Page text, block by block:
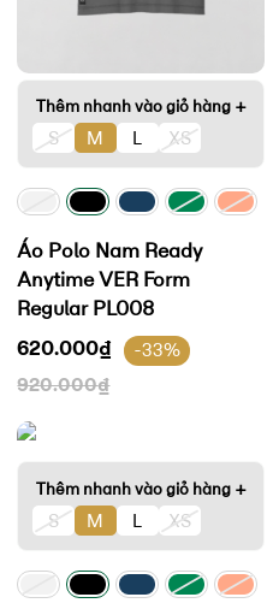
Thêm nhanh vào giỏ hàng +
S M L XS
Áo Polo Nam Ready
Anytime VER Form
Regular PL008
620.000₫ -33%
920.000₫
Thêm nhanh vào giỏ hàng +
S M L XS